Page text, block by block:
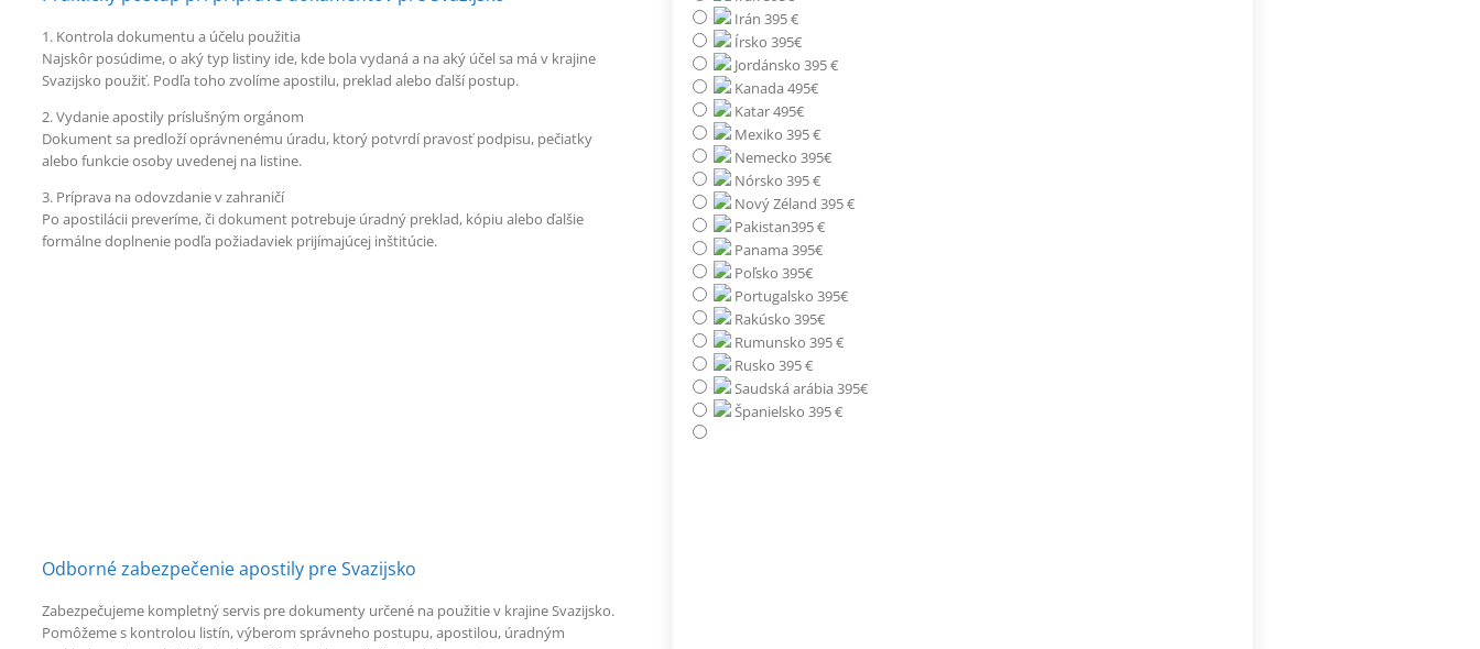
1. Kontrola dokumentu a účelu použitia
Najskôr posúdime, o aký typ listiny ide, kde bola vydaná a na aký účel sa má v krajine
Svazijsko použiť. Podľa toho zvolíme apostilu, preklad alebo ďalší postup.
2. Vydanie apostily príslušným orgánom
Dokument sa predloží oprávnenému úradu, ktorý potvrdí pravosť podpisu, pečiatky
alebo funkcie osoby uvedenej na listine.
3. Príprava na odovzdanie v zahraničí
Po apostilácii preveríme, či dokument potrebuje úradný preklad, kópiu alebo ďalšie
formálne doplnenie podľa požiadaviek prijímajúcej inštitúcie.
Odborné zabezpečenie apostily pre Svazijsko
Zabezpečujeme kompletný servis pre dokumenty určené na použitie v krajine Svazijsko.
Pomôžeme s kontrolou listín, výberom správneho postupu, apostilou, úradným
Irán 395 €
Írsko 395€
Jordánsko 395 €
Kanada 495€
Katar 495€
Mexiko 395 €
Nemecko 395€
Nórsko 395 €
Nový Zéland 395 €
Pakistan395 €
Panama 395€
Poľsko 395€
Portugalsko 395€
Rakúsko 395€
Rumunsko 395 €
Rusko 395 €
Saudská arábia 395€
Španielsko 395 €